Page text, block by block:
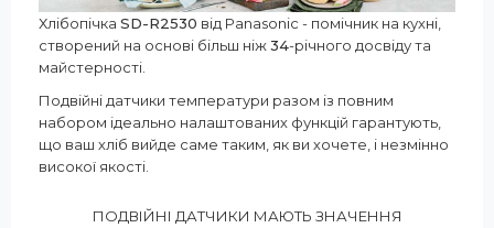
Хлібопічка SD-R2530 від Panasonic - помічник на кухні,
створений на основі більш ніж34-річного досвіду та
майстерності.
Подвійні датчики температури разом із повним
набором ідеально налаштованих функцій гарантують,
що ваш хліб вийде саме таким, як ви хочете, і незмінно
високої якості.
ПОДВІЙНІ ДАТЧИКИ МАЮТЬ ЗНАЧЕННЯ